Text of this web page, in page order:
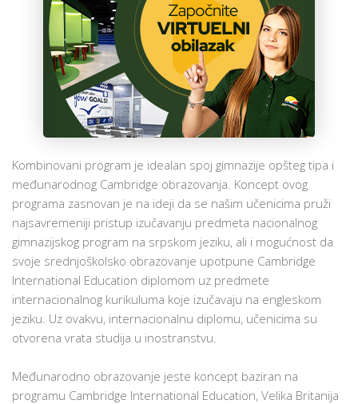
KOMBINOVANI PROGRAM
I Uvod u kombinovani
Kombinovani program je idealan spoj gimnazije opšteg tipa i
međunarodnog Cambridge obrazovanja. Koncept ovog
programa zasnovan je na ideji da se našim učenicima pruži
najsavremeniji pristup izučavanju predmeta nacionalnog
gimnazijskog program na srpskom jeziku, ali i mogućnost da
svoje srednjoškolsko obrazovanje upotpune Cambridge
International Education diplomom uz predmete
internacionalnog kurikuluma koje izučavaju na engleskom
jeziku. Uz ovakvu, internacionalnu diplomu, učenicima su
otvorena vrata studija u inostranstvu.
Međunarodno obrazovanje jeste koncept baziran na
programu Cambridge International Education, Velika Britanija
POZOVITE NAS »
BROJ MESTA »
PRIJAVITE SE »